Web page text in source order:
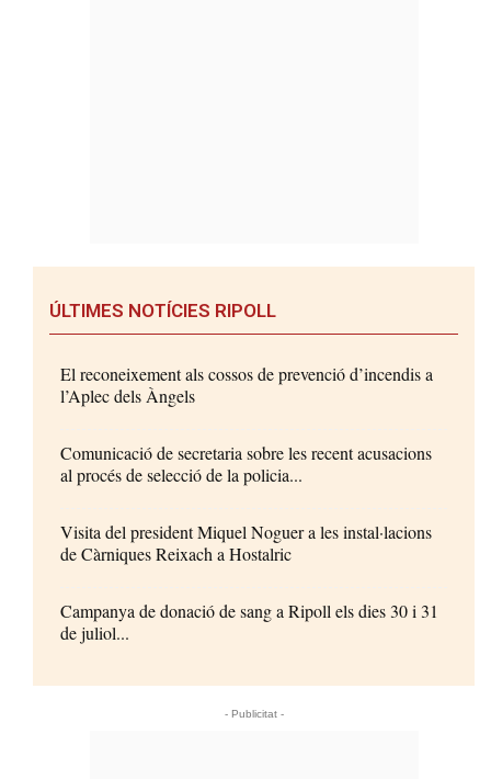
ÚLTIMES NOTÍCIES RIPOLL
El reconeixement als cossos de prevenció d’incendis a
l’Aplec dels Àngels
Comunicació de secretaria sobre les recent acusacions
al procés de selecció de la policia...
Visita del president Miquel Noguer a les instal·lacions
de Càrniques Reixach a Hostalric
Campanya de donació de sang a Ripoll els dies 30 i 31
de juliol...
- Publicitat -